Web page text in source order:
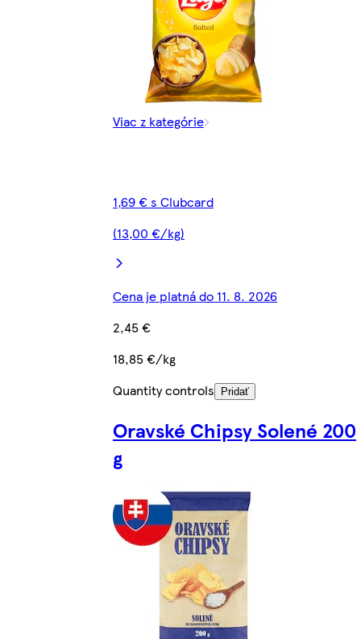
Viac z kategórie
1,69 € s Clubcard
(13,00 €/kg)
Cena je platná do 11. 8. 2026
2,45 €
18,85 €/kg
Quantity controls
Pridať
Oravské Chipsy Solené 200
g